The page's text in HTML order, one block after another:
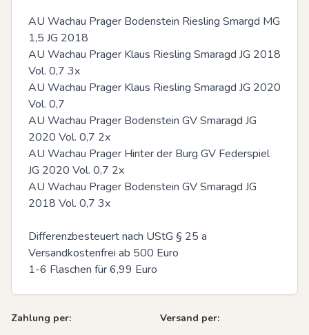
AU Wachau Prager Bodenstein Riesling Smargd MG
1,5 JG 2018
AU Wachau Prager Klaus Riesling Smaragd JG 2018
Vol. 0,7 3x
AU Wachau Prager Klaus Riesling Smaragd JG 2020
Vol. 0,7
AU Wachau Prager Bodenstein GV Smaragd JG
2020 Vol. 0,7 2x
AU Wachau Prager Hinter der Burg GV Federspiel
JG 2020 Vol. 0,7 2x
AU Wachau Prager Bodenstein GV Smaragd JG
2018 Vol. 0,7 3x
Differenzbesteuert nach UStG § 25 a
Versandkostenfrei ab 500 Euro
1-6 Flaschen für 6,99 Euro
Zahlung per:
Versand per: